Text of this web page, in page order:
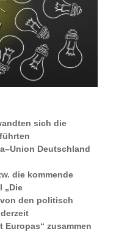
sich die
–Union Deutschland
die kommende
„Die
von den politisch
zusammen